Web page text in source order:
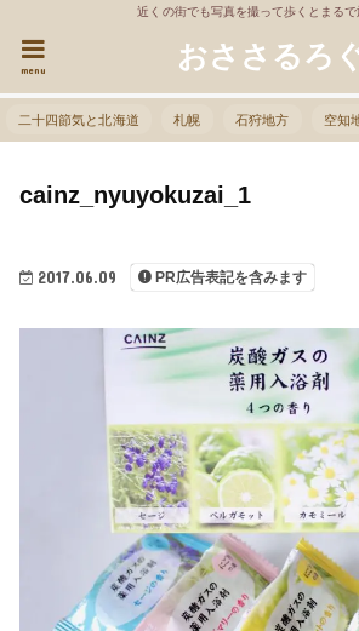
近くの街でも写真を撮って歩くとまるで
おささるろ
menu
二十四節気と北海道 札幌 石狩地方 空知
2017.06.09 PR広告表記を含みます
cainz_nyuyokuzai_1